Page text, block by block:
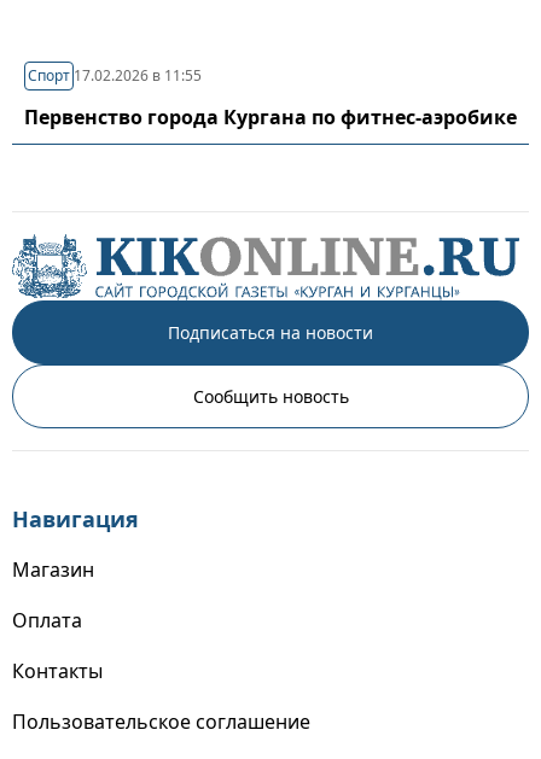
Спорт 17.02.2026 в 11:55
Первенство города Кургана по фитнес-аэробике
Подписаться на новости
Сообщить новость
Навигация
Магазин
Оплата
Контакты
Пользовательское соглашение